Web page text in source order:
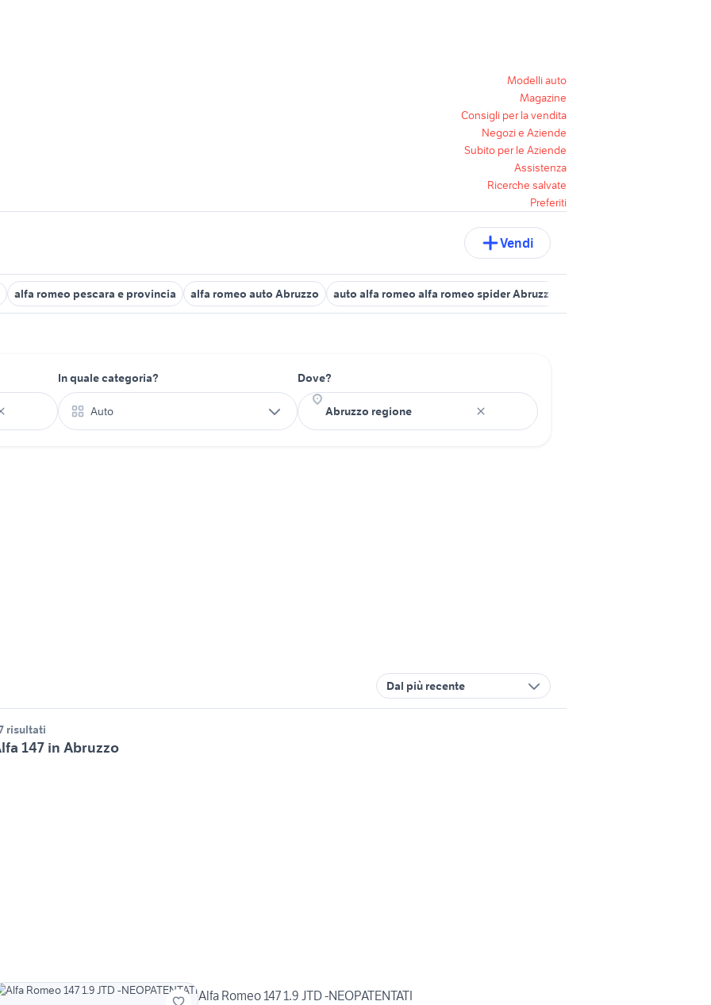
Modelli auto
Magazine
Consigli per la vendita
Negozi e Aziende
Subito per le Aziende
Assistenza
Ricerche salvate
Preferiti
Vendi
alfa romeo pescara e provincia alfa romeo auto Abruzzo auto alfa romeo alfa romeo spider Abruzzo
In quale categoria?
Auto
Dove?
Dal più recente
risultati
147 in Abruzzo
Alfa Romeo 147 1.9 JTD -NEOPATENTATI